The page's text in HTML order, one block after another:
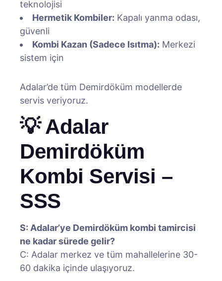
teknolojisi
Hermetik Kombiler: Kapalı yanma odası,
güvenli
Kombi Kazan (Sadece Isıtma): Merkezi
sistem için
Adalar’de tüm Demirdöküm modellerde
servis veriyoruz.
💡 Adalar
Demirdöküm
Kombi Servisi –
SSS
S: Adalar’ye Demirdöküm kombi tamircisi
ne kadar sürede gelir?
C: Adalar merkez ve tüm mahallelerine 30-
60 dakika içinde ulaşıyoruz.